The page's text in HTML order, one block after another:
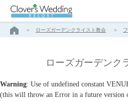
ローズガーデンクライスト教会
ローズガーデンク
Warning: Use of undefined constant
(this will throw an Error in a future version